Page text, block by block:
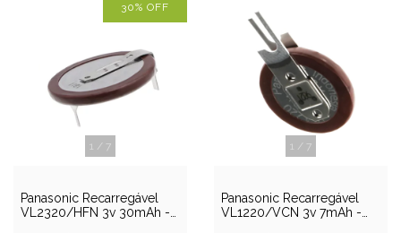
1 / 7
30% OFF
Panasonic Recarregável
VL2320/HFN 3v 30mAh -
1 / 7
Panasonic Recarregável
VL1220/VCN 3v 7mAh -